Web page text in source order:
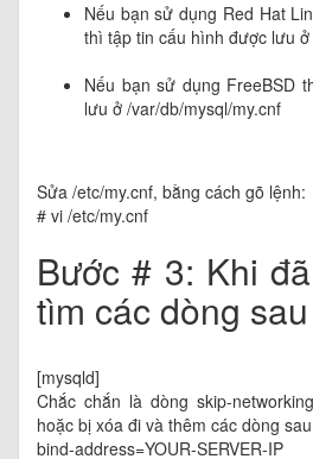
Nếu bạn sử dụng Red Hat
thì tập tin cấu hình được lưu ở
Nếu bạn sử dụng FreeBSD
lưu ở /var/db/mysql/my.cnf
Sửa /etc/my.cnf, bằng cách gõ lệnh:
# vi /etc/my.cnf
Bước # 3: Khi
tìm các dòng sau
[mysqld]
Chắc chắn là dòng skip-
hoặc bị xóa đi và thêm các dòng
bind-address=YOUR-SERVER-IP